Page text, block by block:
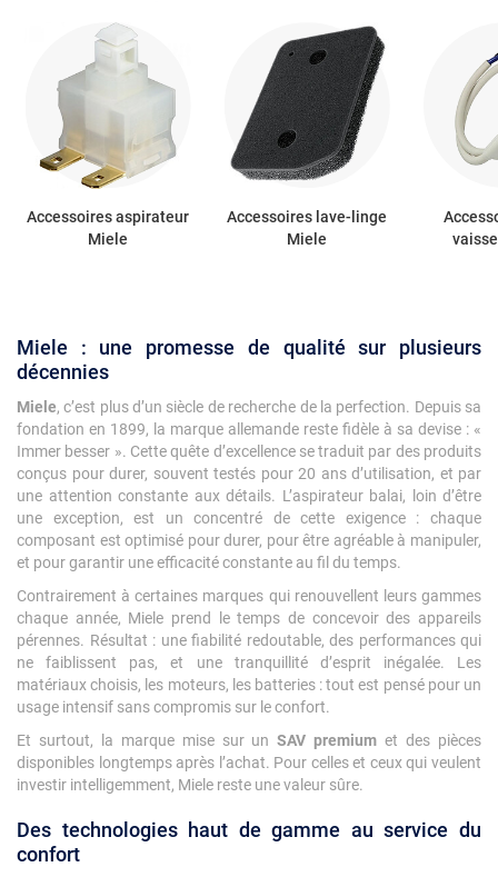
Accessoires aspirateur
Miele
Accessoires lave-linge
Miele
Miele : une promesse de qualité sur plusieurs
décennies
Miele, c’est plus d’un siècle de recherche de la perfection. Depuis sa
fondation en 1899, la marque allemande reste fidèle à sa devise : «
Immer besser ». Cette quête d’excellence se traduit par des produits
conçus pour durer, souvent testés pour 20 ans d’utilisation, et par
une attention constante aux détails. L’aspirateur balai, loin d’être
une exception, est un concentré de cette exigence : chaque
composant est optimisé pour durer, pour être agréable à manipuler,
et pour garantir une efficacité constante au fil du temps.
Contrairement à certaines marques qui renouvellent leurs gammes
chaque année, Miele prend le temps de concevoir des appareils
pérennes. Résultat : une fiabilité redoutable, des performances qui
ne faiblissent pas, et une tranquillité d’esprit inégalée. Les
matériaux choisis, les moteurs, les batteries : tout est pensé pour un
usage intensif sans compromis sur le confort.
Et surtout, la marque mise sur unSAV premium et des pièces
disponibles longtemps après l’achat. Pour celles et ceux qui veulent
investir intelligemment, Miele reste une valeur sûre.
Des technologies haut de gamme au service du
confort